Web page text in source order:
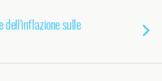
dell’inflazione sulle